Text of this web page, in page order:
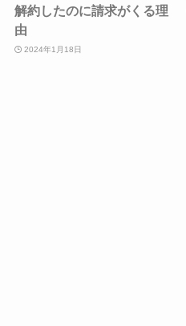
解約したのに請求がくる理
由
2024年1月18日